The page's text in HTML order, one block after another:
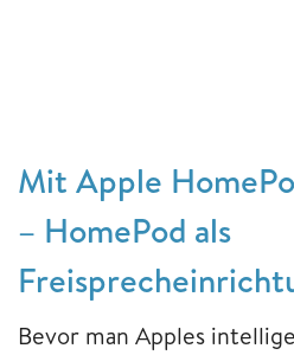
Mit Apple
– HomePod als
Bevor man Apples